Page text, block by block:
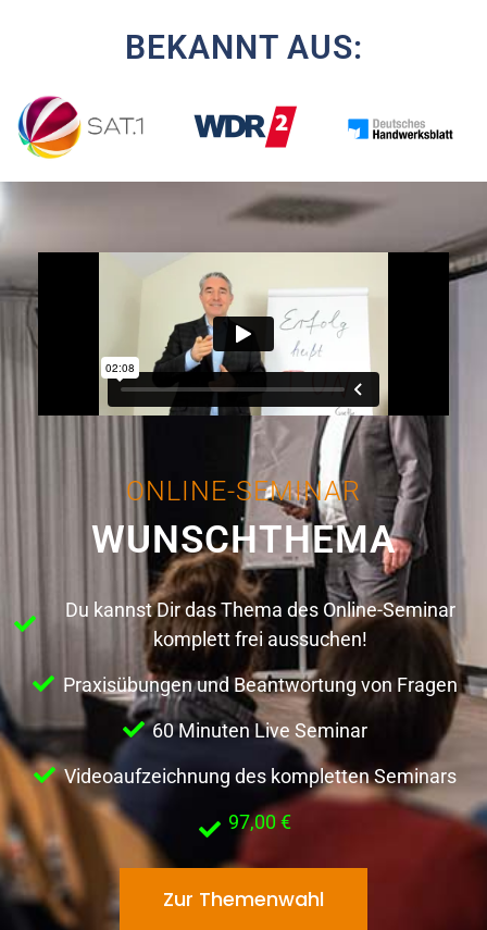
BEKANNT AUS:
ONLINE-SEMINAR
WUNSCHTHEMA
Du kannst Dir das Thema des Online-Seminar
komplett frei aussuchen!
Praxisübungen und Beantwortung von Fragen
60 Minuten Live Seminar
Videoaufzeichnung des kompletten Seminars
97,00 €
Zur Themenwahl